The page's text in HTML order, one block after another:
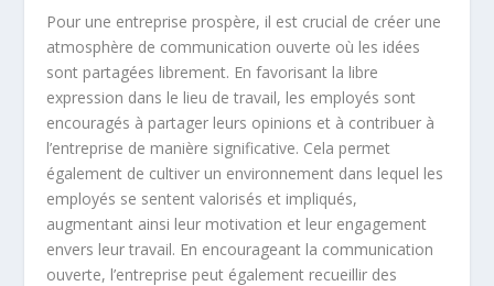
Pour une entreprise prospère, il est crucial de créer une
atmosphère de communication ouverte où les idées
sont partagées librement. En favorisant la libre
expression dans le lieu de travail, les employés sont
encouragés à partager leurs opinions et à contribuer à
l’entreprise de manière significative. Cela permet
également de cultiver un environnement dans lequel les
employés se sentent valorisés et impliqués,
augmentant ainsi leur motivation et leur engagement
envers leur travail. En encourageant la communication
ouverte, l’entreprise peut également recueillir des